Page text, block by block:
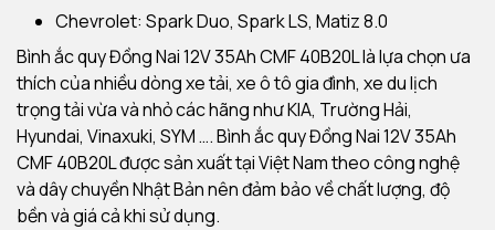
Chevrolet: Spark Duo, Spark LS, Matiz 8.0
Bình ắc quy Đồng Nai 12V 35Ah CMF 40B20L là lựa chọn ưa
thích của nhiều dòng xe tải, xe ô tô gia đình, xe du lịch
trọng tải vừa và nhỏ các hãng như KIA, Trường Hải,
Hyundai, Vinaxuki, SYM …. Bình ắc quy Đồng Nai 12V 35Ah
CMF 40B20L được sản xuất tại Việt Nam theo công nghệ
và dây chuyền Nhật Bản nên đảm bảo về chất lượng, độ
bền và giá cả khi sử dụng.